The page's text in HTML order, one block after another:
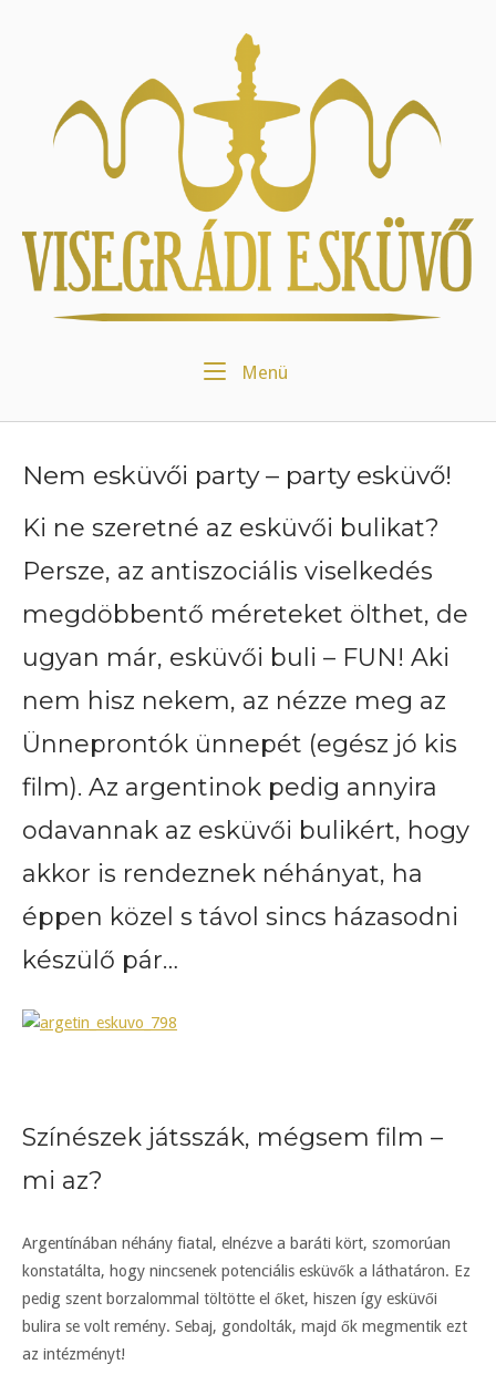
Menü
Nem esküvői party – party esküvő!
Ki ne szeretné az esküvői bulikat?
Persze, az antiszociális viselkedés
megdöbbentő méreteket ölthet, de
ugyan már, esküvői buli – FUN! Aki
nem hisz nekem, az nézze meg az
Ünneprontók ünnepét (egész jó kis
film). Az argentinok pedig annyira
odavannak az esküvői bulikért, hogy
akkor is rendeznek néhányat, ha
éppen közel s távol sincs házasodni
készülő pár…
Színészek játsszák, mégsem film –
mi az?
Argentínában néhány fiatal, elnézve a baráti kört, szomorúan
konstatálta, hogy nincsenek potenciális esküvők a láthatáron. Ez
pedig szent borzalommal töltötte el őket, hiszen így esküvői
bulira se volt remény. Sebaj, gondolták, majd ők megmentik ezt
az intézményt!